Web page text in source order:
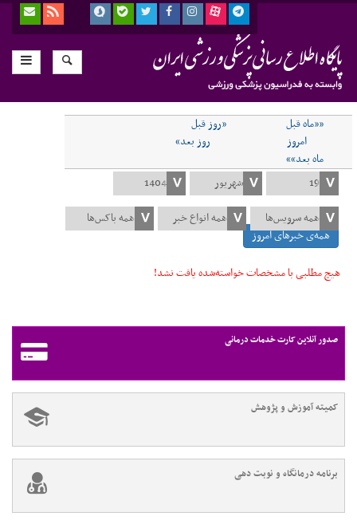
««ماه قبل
«روز قبل
امروز
روز بعد»
ماه بعد»»
همه‌ی خبرهای امروز
هیچ مطلبی با مشخصات خواسته‌شده یافت نشد!
صدور آنلاین کارت خدمات درمانی
کمیته آموزش و پژوهش
برنامه درمانگاه و نوبت دهی